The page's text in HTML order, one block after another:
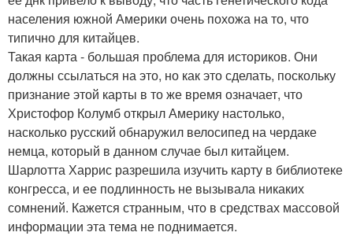
населения южной Америки очень похожа на то, что
типично для китайцев.
Такая карта - большая проблема для историков. Они
должны ссылаться на это, но как это сделать, поскольку
признание этой карты в то же время означает, что
Христофор Колумб открыл Америку настолько,
насколько русский обнаружил велосипед на чердаке
немца, который в данном случае был китайцем.
Шарлотта Харрис разрешила изучить карту в библиотеке
конгресса, и ее подлинность не вызывала никаких
сомнений. Кажется странным, что в средствах массовой
информации эта тема не поднимается.